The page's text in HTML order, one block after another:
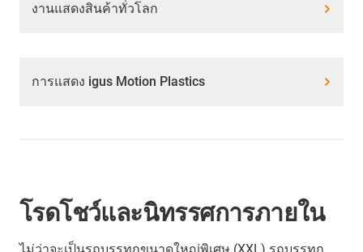
งานแสดงสินค้าทั่วโลก
การแสดง igus Motion Plastics
โรดโชว์และนิทรรศการภายใน